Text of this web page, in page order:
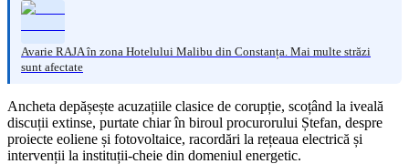
Avarie RAJA în zona Hotelului Malibu din Constanța. Mai multe străzi
sunt afectate
Ancheta depășește acuzațiile clasice de corupție, scoțând la iveală
discuții extinse, purtate chiar în biroul procurorului Ștefan, despre
proiecte eoliene și fotovoltaice, racordări la rețeaua electrică și
intervenții la instituții-cheie din domeniul energetic.